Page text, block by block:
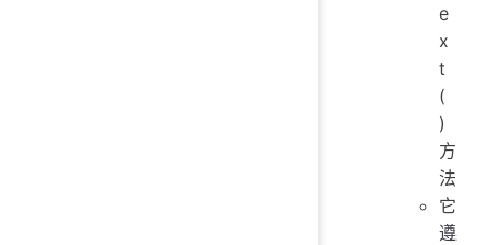
e
x
t
(
)
方
法
它
遵